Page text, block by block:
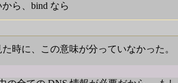
ら、bind なら
時に、この意味が分っていなかった。